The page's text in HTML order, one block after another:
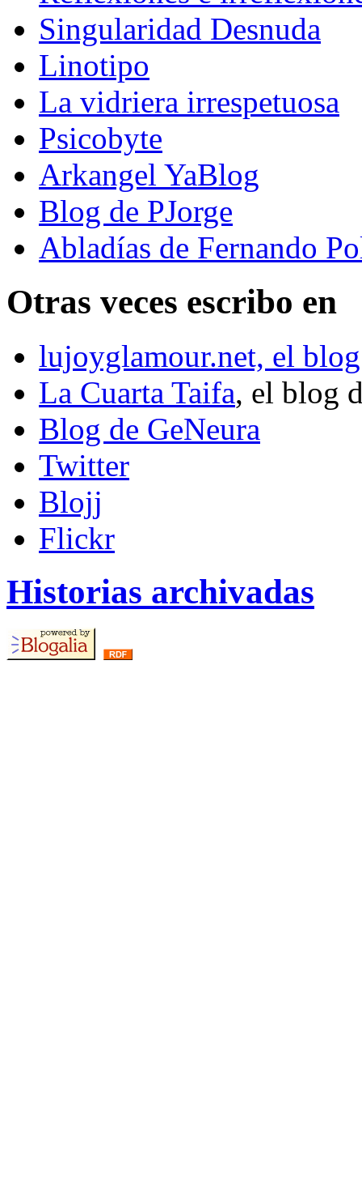
Singularidad Desnuda
Linotipo
La vidriera irrespetuosa
Psicobyte
Arkangel YaBlog
Blog de PJorge
Abladías de Fernando
Otras veces escribo en
lujoyglamour.net, el
La Cuarta Taifa, el blog
Blog de GeNeura
Twitter
Blojj
Flickr
Historias archivadas